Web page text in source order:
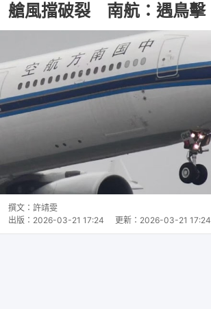
艙風擋破裂 南航：遇鳥擊
撰文： 許靖雯
出版： 2026-03-21 17:24 更新： 2026-03-21 17:24